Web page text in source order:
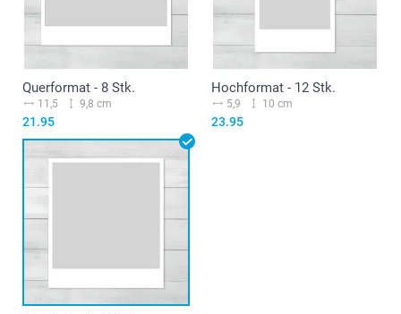
Querformat - 8 Stk.
11,5 9,8 cm
21.95
Hochformat - 12 Stk.
5,9 10 cm
23.95